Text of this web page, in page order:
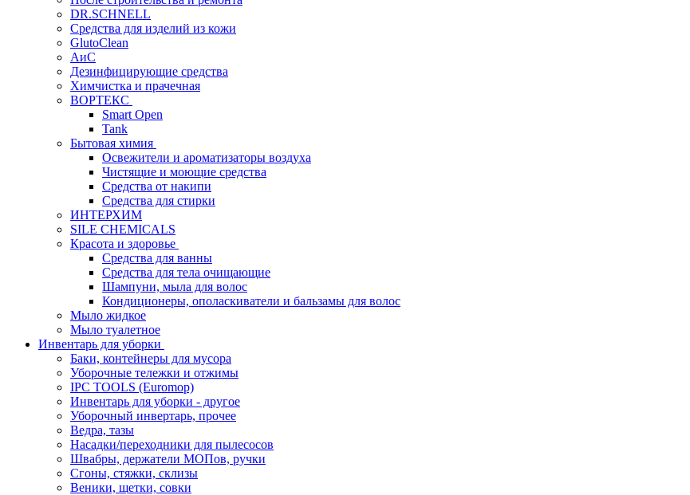
DR.SCHNELL
Средства для изделий из кожи
GlutoClean
АиС
Дезинфицирующие средства
Химчистка и прачечная
ВОРТЕКС
Smart Open
Tank
Бытовая химия
Освежители и ароматизаторы воздуха
Чистящие и моющие средства
Средства от накипи
Средства для стирки
ИНТЕРХИМ
SILE CHEMICALS
Красота и здоровье
Средства для ванны
Средства для тела очищающие
Шампуни, мыла для волос
Кондиционеры, ополаскиватели и бальзамы для волос
Мыло жидкое
Мыло туалетное
Инвентарь для уборки
Баки, контейнеры для мусора
Уборочные тележки и отжимы
IPC TOOLS (Euromop)
Инвентарь для уборки - другое
Уборочный инвертарь, прочее
Ведра, тазы
Насадки/переходники для пылесосов
Швабры, держатели МОПов, ручки
Сгоны, стяжки, склизы
Веники, щетки, совки